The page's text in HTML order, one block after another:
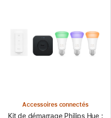
Accessoires connectés
Kit de démarrage Philips Hue :